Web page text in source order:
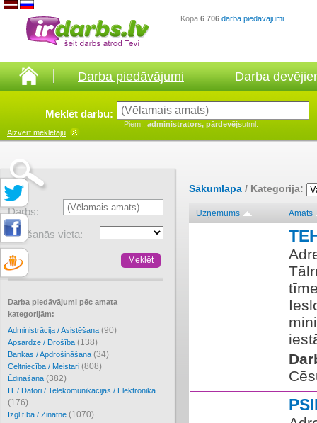
Kopā 6 706 darba piedāvājumi
Darba piedāvājumi Darba
Meklēt darbu:
Piem.: administrators, pārdevējsutml.
Aizvērt meklētāju
Darbs:
Atrašanās vieta:
Darba piedāvājumi pēc amata
kategorijām:
Administrācija / Asistēšana (90)
Apsardze / Drošība (138)
Bankas / Apdrošināšana (34)
Celtniecība / Meistari (808)
Ēdināšana (382)
IT / Datori / Telekomunikācijas / Elektronika
(176)
Izglītība / Zinātne (1070)
Sākumlapa / Kategorija:
Uzņēmums Amats